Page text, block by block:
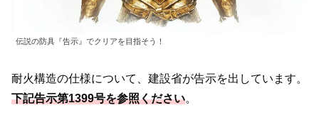
伝説の防具『告示』でクリアを目指そう！
耐火構造の仕様について、建設省が告示を出しています。
下記告示第1399号を参照ください。